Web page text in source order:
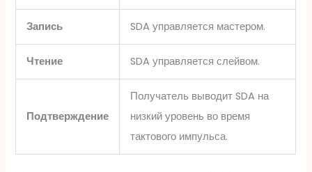
Запись SDA управляется мастером.
Чтение SDA управляется слейвом.
Подтверждение
Получатель выводит SDA на
низкий уровень во время
тактового импульса.